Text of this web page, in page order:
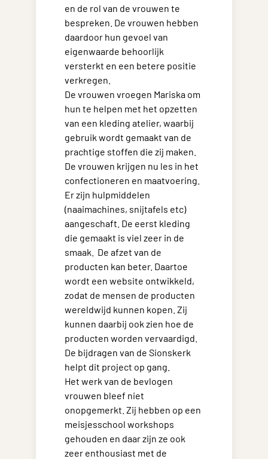
en de rol van de vrouwen te
bespreken. De vrouwen hebben
daardoor hun gevoel van
eigenwaarde behoorlijk
versterkt en een betere positie
verkregen.
De vrouwen vroegen Mariska om
hun te helpen met het opzetten
van een kleding atelier, waarbij
gebruik wordt gemaakt van de
prachtige stoffen die zij maken.
De vrouwen krijgen nu les in het
confectioneren en maatvoering.
Er zijn hulpmiddelen
(naaimachines, snijtafels etc)
aangeschaft. De eerst kleding
die gemaakt is viel zeer in de
smaak. De afzet van de
producten kan beter. Daartoe
wordt een website ontwikkeld,
zodat de mensen de producten
wereldwijd kunnen kopen. Zij
kunnen daarbij ook zien hoe de
producten worden vervaardigd.
De bijdragen van de Sionskerk
helpt dit project op gang.
Het werk van de bevlogen
vrouwen bleef niet
onopgemerkt. Zij hebben op een
meisjesschool workshops
gehouden en daar zijn ze ook
zeer enthousiast met de